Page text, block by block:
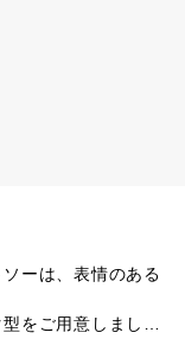
ーは、表情のある
をご用意しまし